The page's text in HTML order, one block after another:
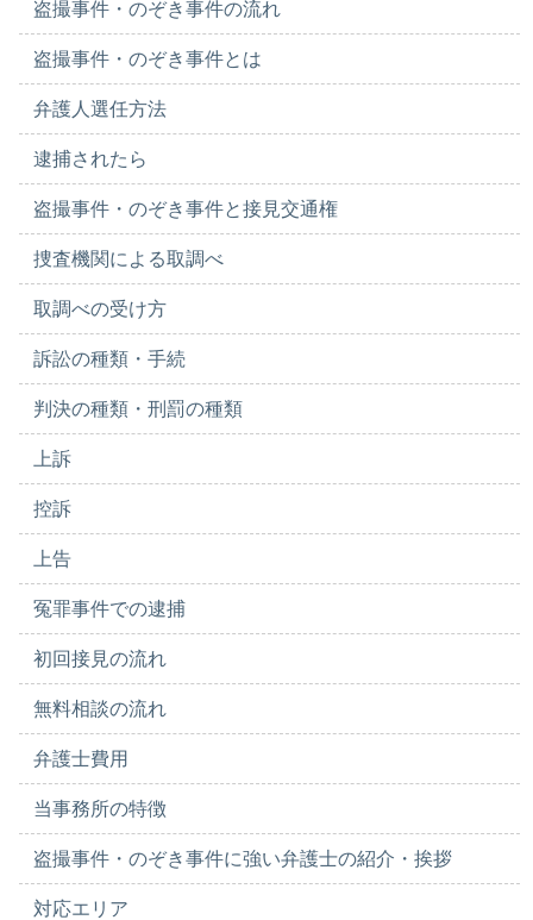
盗撮事件・のぞき事件の流れ
盗撮事件・のぞき事件とは
弁護人選任方法
逮捕されたら
盗撮事件・のぞき事件と接見交通権
捜査機関による取調べ
取調べの受け方
訴訟の種類・手続
判決の種類・刑罰の種類
上訴
控訴
上告
冤罪事件での逮捕
初回接見の流れ
無料相談の流れ
弁護士費用
当事務所の特徴
盗撮事件・のぞき事件に強い弁護士の紹介・挨拶
対応エリア